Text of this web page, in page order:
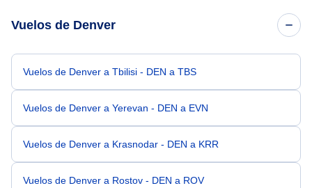
Vuelos de Denver
Vuelos de Denver a Tbilisi - DEN a TBS
Vuelos de Denver a Yerevan - DEN a EVN
Vuelos de Denver a Krasnodar - DEN a KRR
Vuelos de Denver a Rostov - DEN a ROV